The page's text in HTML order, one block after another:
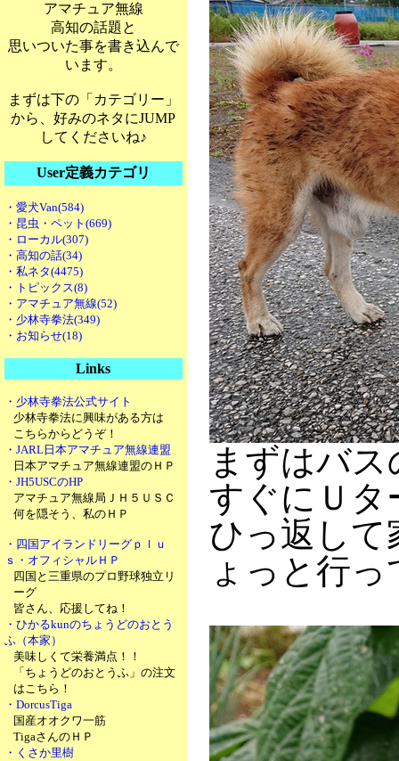
アマチュア無線
高知の話題と
思いついた事を書き込んで
います。
まずは下の「カテゴリー」
から、好みのネタにJUMP
してくださいね♪
User定義カテゴリ
・愛犬Van(584)
・昆虫・ペット(669)
・ローカル(307)
・高知の話(34)
・私ネタ(4475)
・トピックス(8)
・アマチュア無線(52)
・少林寺拳法(349)
・お知らせ(18)
Links
・少林寺拳法公式サイト
少林寺拳法に興味がある方は
こちらからどうぞ！
・JARL日本アマチュア無線連盟
日本アマチュア無線連盟のＨＰ
・JH5USCのHP
アマチュア無線局ＪＨ５ＵＳＣ
何を隠そう、私のＨＰ
・四国アイランドリーグｐｌｕ
ｓ・オフィシャルＨＰ
四国と三重県のプロ野球独立リ
ーグ
皆さん、応援してね！
・ひかるkunのちょうどのおとう
ふ（本家）
美味しくて栄養満点！！
「ちょうどのおとうふ」の注文
はこちら！
・DorcusTiga
国産オオクワ一筋
TigaさんのＨＰ
・くさか里樹
まずはバ
すぐにＵタ
ひっ返して
ょっと行